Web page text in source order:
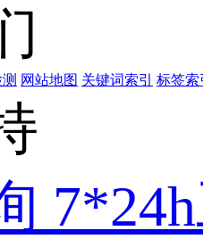
网站地图 关键词索引 标签索